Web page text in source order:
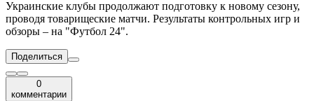
Украинские клубы продолжают подготовку к новому сезону,
проводя товарищеские матчи. Результаты контрольных игр и
обзоры – на "Футбол 24".
Поделиться
0
комментарии